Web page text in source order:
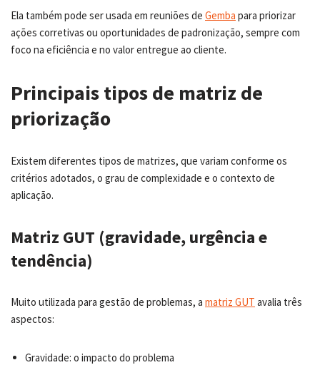
Ela também pode ser usada em reuniões de Gemba para priorizar
ações corretivas ou oportunidades de padronização, sempre com
foco na eficiência e no valor entregue ao cliente.
Principais tipos de matriz de
priorização
Existem diferentes tipos de matrizes, que variam conforme os
critérios adotados, o grau de complexidade e o contexto de
aplicação.
Matriz GUT (gravidade, urgência e
tendência)
Muito utilizada para gestão de problemas, a matriz GUT avalia três
aspectos:
Gravidade: o impacto do problema